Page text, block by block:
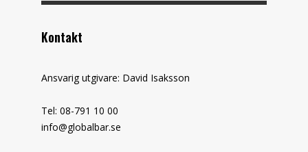
Kontakt
Ansvarig utgivare: David Isaksson
Tel: 08-791 10 00
info@globalbar.se